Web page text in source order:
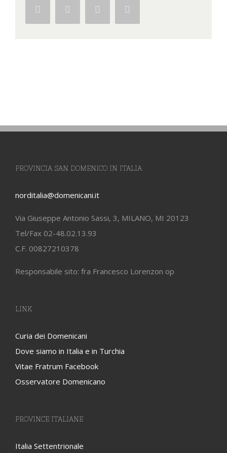
Facebook Twitter Google+
PROVINCIA SAN DOMENICO IN ITALIA
norditalia@domenicani.it
Via Giuseppe Antonio Sassi, 3, MILANO, MI 20123
Tel/Fax 02-48.02.13.93
C.F. 00827210378
Responsabile sito: fra Francesco Lorenzon op
LINK
Curia dei Domenicani
Dove siamo in Italia e in Turchia
Vitae Fratrum Facebook
Osservatore Domenicano
PROVINCE ITALIANE
Italia Settentrionale